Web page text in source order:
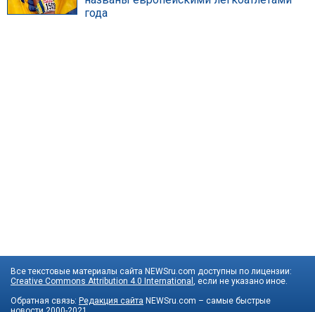
года
Все текстовые материалы сайта NEWSru.com доступны по лицензии:
Creative Commons Attribution 4.0 International , если не указано иное.
Обратная связь: Редакция сайта NEWSru.com – самые быстрые